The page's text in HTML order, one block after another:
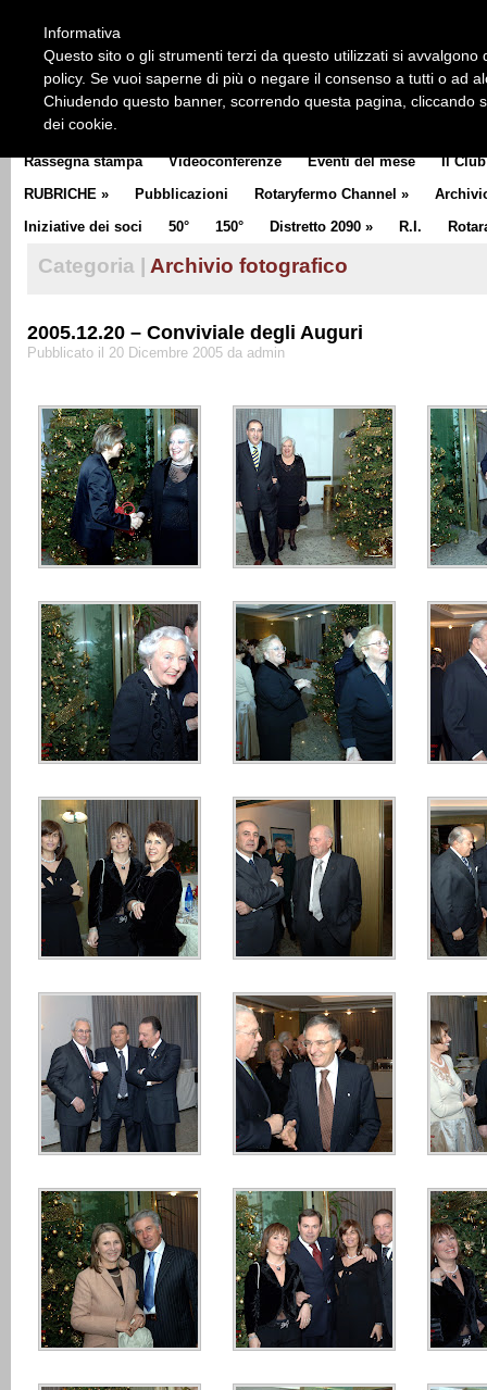
CLUB COMMUNICATOR
Rassegna stampa Videoconferenze Eventi del mese Il Club
RUBRICHE » Pubblicazioni Rotaryfermo Channel »
Iniziative dei soci
50° 150° Distretto 2090 » R.I.
Categoria | Archivio fotografico
2005.12.20 – Conviviale degli Auguri
Pubblicato il 20 Dicembre 2005 da admin
Informativa
Questo sito o gli strumenti terzi da questo utilizzati si
policy. Se vuoi saperne di più o negare il consenso a tutti o ad
Chiudendo questo banner, scorrendo questa pagina, cliccando
dei cookie.